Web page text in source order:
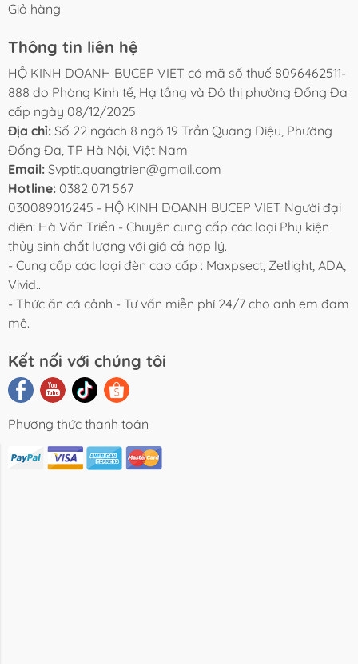
Viết Chia
Video Review
Giỏ hàng
Thông tin liên hệ
HỘ KINH DOANH BUCEP VIET có mã số thuế 8096462511-
888 do Phòng Kinh tế, Hạ tầng và Đô thị phường Đống Đa
cấp ngày 08/12/2025
Địa chỉ: Số 22 ngách 8 ngõ 19 Trần Quang Diệu, Phường
Đống Đa, TP Hà Nội, Việt Nam
Email: Svptit.quangtrien@gmail.com
Hotline: 0382 071 567
030089016245 - HỘ KINH DOANH BUCEP VIET Người đại
diện: Hà Văn Triển - Chuyên cung cấp các loại Phụ kiện
thủy sinh chất lượng với giá cả hợp lý.
- Cung cấp các loại đèn cao cấp : Maxpsect, Zetlight, ADA,
Vivid..
- Thức ăn cá cảnh - Tư vấn miễn phí 24/7 cho anh em đam
mê.
Kết nối với chúng tôi
Phương thức thanh toán